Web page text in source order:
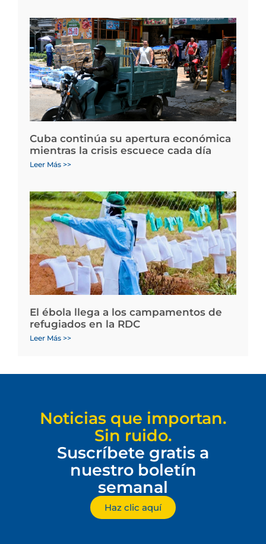
Cuba continúa su apertura económica
mientras la crisis escuece cada día
Leer Más >>
El ébola llega a los campamentos de
refugiados en la RDC
Leer Más >>
Noticias que importan.
Sin ruido.
Suscríbete gratis a
nuestro boletín
semanal
Haz clic aquí